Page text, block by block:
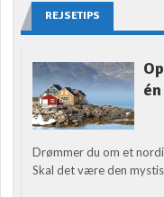
REJSETIPS
Drømmer du om et
Skal det være den